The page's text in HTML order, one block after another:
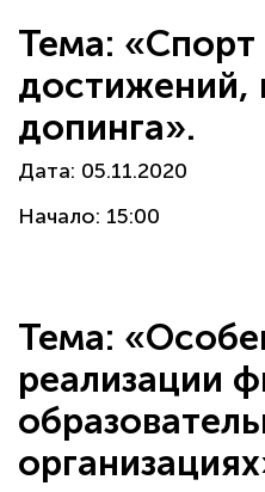
Тема:
достижений,
допинга».
Дата: 05.11.2020
Начало: 15:00
Тема:
реализации